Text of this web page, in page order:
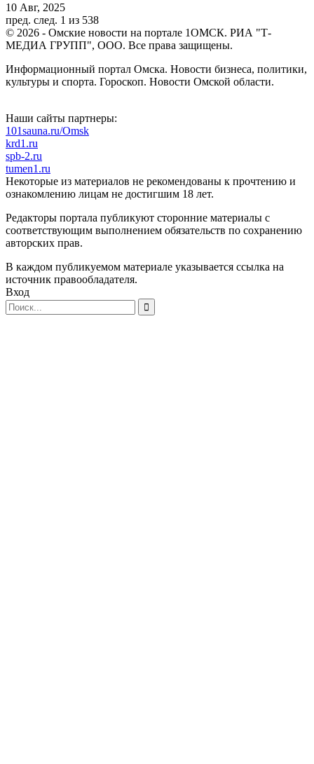
10 Авг, 2025
пред. след. 1 из 538
© 2026 - Омские новости на портале 1ОМСК. РИА "Т-
МЕДИА ГРУПП", ООО. Все права защищены.
Информационный портал Омска. Новости бизнеса, политики,
культуры и спорта. Гороскоп. Новости Омской области.
Наши сайты партнеры:
101sauna.ru/Omsk
krd1.ru
spb-2.ru
tumen1.ru
Некоторые из материалов не рекомендованы к прочтению и
ознакомлению лицам не достигшим 18 лет.
Редакторы портала публикуют сторонние материалы с
соответствующим выполнением обязательств по сохранению
авторских прав.
В каждом публикуемом материале указывается ссылка на
источник правообладателя.
Вход